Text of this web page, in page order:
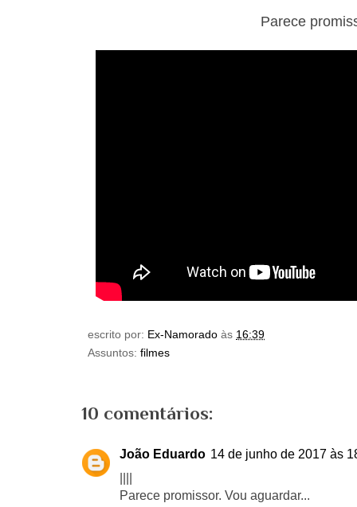
Parece
escrito por: Ex-Namorado às 16:39
Assuntos: filmes
10 comentários:
João Eduardo 14 de junho de 2017 às
Parece promissor. Vou aguardar...